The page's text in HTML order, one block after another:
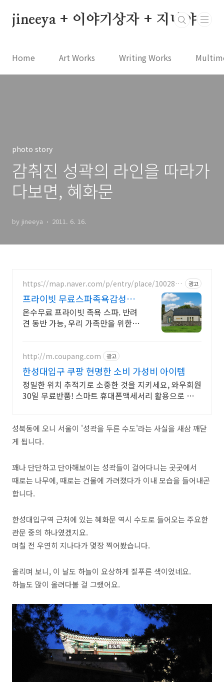
jineeya + 이야기상자 + 지니야
Home Art Works Writing Works
photo story
감춰진 성곽의 라인을 따라가
다보면, 혜화문
by jineeya 2011. 6. 16.
https://map.naver.com/p/entry/place/1002877
광고
프라이빗 무료스파족욕감성숙
소 제주 돌담감성, 반려견 환영
온수무료 프라이빗 족욕 스파. 반려
견 동반 가능, 우리 가족만을 위한 힐
야외 바베큐
http://m.coupang.com 광고
한성대입구 쿠팡 현명한 소비 가성비 아이템
정밀한 위치 추적기로 소중한 것을 지키세요, 와우회원
30일 무료반품! 스마트 휴대폰액세서리 활용으로 바쁜
성북동에 오니 서울이 '성곽을 두른 수도'라는 사실을 새삼 깨닫
게 됩니다.
꽤나 단단하고 단아해보이는 성곽들이 걸어다니는 곳곳에서
때로는 나무에, 때로는 건물에 가려졌다가 이내 모습을 들어내곤
합니다.
한성대입구역 근처에 있는 혜화문 역시 수도로 들어오는 주요한
관문 중의 하나였겠지요.
며칠 전 우연히 지나다가 몇장 찍어봤습니다.
올리며 보니, 이 날도 하늘이 요상하게 짙푸른 색이었네요.
하늘도 많이 올려다볼 걸 그랬어요.